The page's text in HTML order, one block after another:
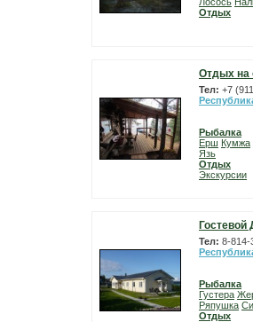
Отдых
Отдых на
Тел: +7
Рыбалка
Ерш Кумжа
Язь
Отдых
Экскурсии
Тел: 8-814-
Рыбалка
Густера
Ряпушка
Отдых